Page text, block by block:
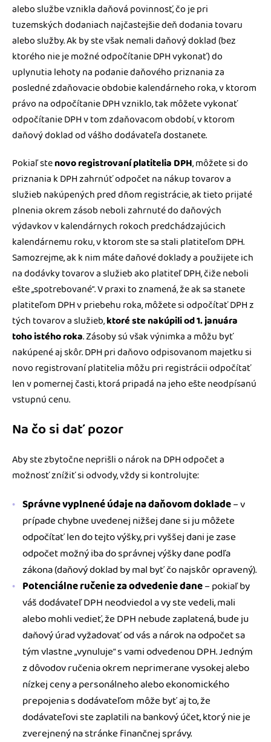
alebo službe vznikla daňová povinnosť, čo je pri
tuzemských dodaniach najčastejšie deň dodania tovaru
alebo služby. Ak by ste však nemali daňový doklad (bez
ktorého nie je možné odpočítanie DPH vykonať) do
uplynutia lehoty na podanie daňového priznania za
posledné zdaňovacie obdobie kalendárneho roka, v ktorom
právo na odpočítanie DPH vzniklo, tak môžete vykonať
odpočítanie DPH v tom zdaňovacom období, v ktorom
daňový doklad od vášho dodávateľa dostanete.
Pokiaľ stenovo registrovaní platitelia DPH, môžete si do
priznania k DPH zahrnúť odpočet na nákup tovarov a
služieb nakúpených pred dňom registrácie, ak tieto prijaté
plnenia okrem zásob neboli zahrnuté do daňových
výdavkov v kalendárnych rokoch predchádzajúcich
kalendárnemu roku, v ktorom ste sa stali platiteľom DPH.
Samozrejme, ak k nim máte daňové doklady a použijete ich
na dodávky tovarov a služieb ako platiteľ DPH, čiže neboli
ešte „spotrebované“. V praxi to znamená, že ak sa stanete
platiteľom DPH v priebehu roka, môžete si odpočítať DPH z
tých tovarov a služieb,ktoré ste nakúpili od 1. januára
toho istého roka. Zásoby sú však výnimka a môžu byť
nakúpené aj skôr. DPH pri daňovo odpisovanom majetku si
novo registrovaní platitelia môžu pri registrácii odpočítať
len v pomernej časti, ktorá pripadá na jeho ešte neodpísanú
vstupnú cenu.
Na čo si dať pozor
Aby ste zbytočne neprišli o nárok na DPH odpočet a
možnosť znížiť si odvody, vždy si kontrolujte:
Správne vyplnené údaje na daňovom doklade– v
prípade chybne uvedenej nižšej dane si ju môžete
odpočítať len do tejto výšky, pri vyššej dani je zase
odpočet možný iba do správnej výšky dane podľa
zákona (daňový doklad by mal byť čo najskôr opravený).
Potenciálne ručenie za odvedenie dane– pokiaľ by
váš dodávateľ DPH neodviedol a vy ste vedeli, mali
alebo mohli vedieť, že DPH nebude zaplatená, bude ju
daňový úrad vyžadovať od vás a nárok na odpočet sa
tým vlastne „vynuluje“ s vami odvedenou DPH. Jedným
z dôvodov ručenia okrem neprimerane vysokej alebo
nízkej ceny a personálneho alebo ekonomického
prepojenia s dodávateľom môže byť aj to, že
dodávateľovi ste zaplatili na bankový účet, ktorý nie je
zverejnený na stránke finančnej správy.